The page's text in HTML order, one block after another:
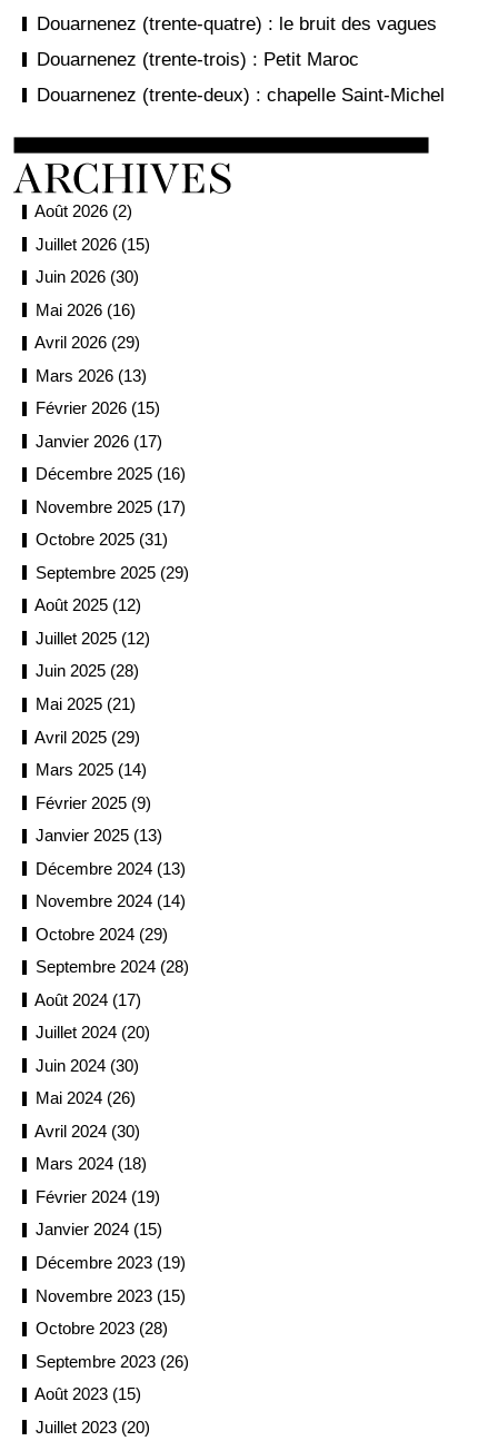
Douarnenez (trente-quatre) : le bruit des vagues
Douarnenez (trente-trois) : Petit Maroc
Douarnenez (trente-deux) : chapelle Saint-Michel
Août 2026 (2)
Juillet 2026 (15)
Juin 2026 (30)
Mai 2026 (16)
Avril 2026 (29)
Mars 2026 (13)
Février 2026 (15)
Janvier 2026 (17)
Décembre 2025 (16)
Novembre 2025 (17)
Octobre 2025 (31)
Septembre 2025 (29)
Août 2025 (12)
Juillet 2025 (12)
Juin 2025 (28)
Mai 2025 (21)
Avril 2025 (29)
Mars 2025 (14)
Février 2025 (9)
Janvier 2025 (13)
Décembre 2024 (13)
Novembre 2024 (14)
Octobre 2024 (29)
Septembre 2024 (28)
Août 2024 (17)
Juillet 2024 (20)
Juin 2024 (30)
Mai 2024 (26)
Avril 2024 (30)
Mars 2024 (18)
Février 2024 (19)
Janvier 2024 (15)
Décembre 2023 (19)
Novembre 2023 (15)
Octobre 2023 (28)
Septembre 2023 (26)
Août 2023 (15)
Juillet 2023 (20)